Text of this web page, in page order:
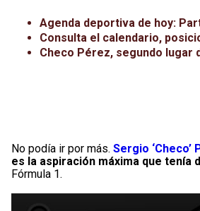
Agenda deportiva de hoy:
Consulta el calendario,
Checo Pérez, segundo lugar
No podía ir por más. Sergio
es la aspiración máxima que tenía
Fórmula 1.